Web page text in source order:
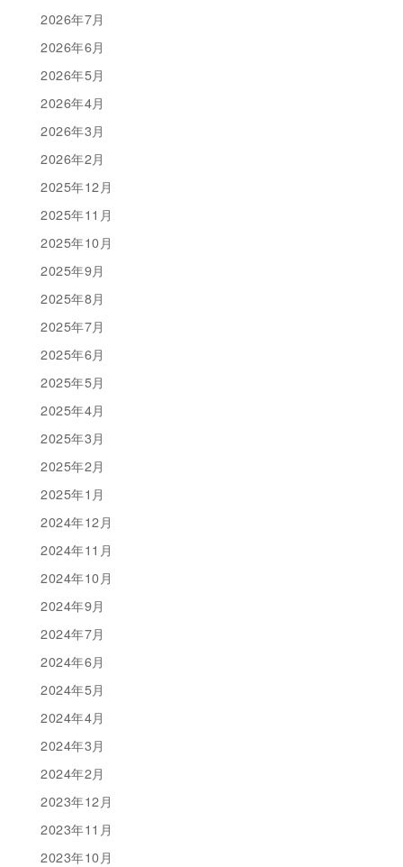
2026年7月
2026年6月
2026年5月
2026年4月
2026年3月
2026年2月
2025年12月
2025年11月
2025年10月
2025年9月
2025年8月
2025年7月
2025年6月
2025年5月
2025年4月
2025年3月
2025年2月
2025年1月
2024年12月
2024年11月
2024年10月
2024年9月
2024年7月
2024年6月
2024年5月
2024年4月
2024年3月
2024年2月
2023年12月
2023年11月
2023年10月